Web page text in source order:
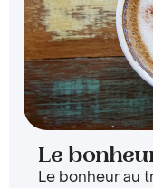
Le
Le bonheur au